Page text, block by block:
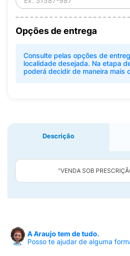
Opções de entrega
Consulte pelas opções de
localidade desejada. Na etapa
poderá decidir de maneira mais
Descrição
"VENDA SOB
A Araujo tem de tudo.
Posso te ajudar de alguma